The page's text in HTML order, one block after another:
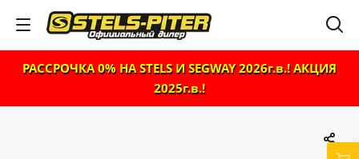
РАССРОЧКА 0% НА STELS И SEGWAY 2026г.в.! АКЦИЯ
2025г.в.!